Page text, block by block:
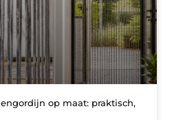
op maat: praktisch,